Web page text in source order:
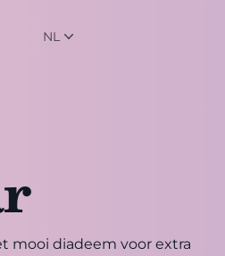
NL NL
mooi diadeem voor extra